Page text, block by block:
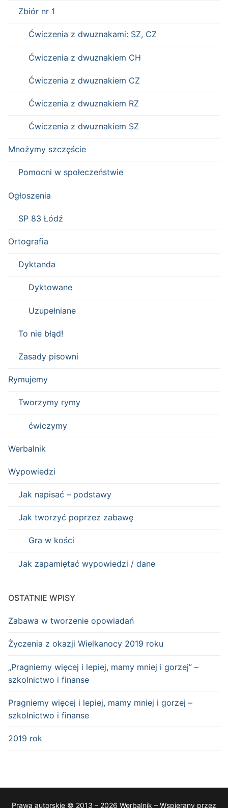
Zbiór nr 1
Ćwiczenia z dwuznakami: SZ, CZ
Ćwiczenia z dwuznakiem CH
Ćwiczenia z dwuznakiem CZ
Ćwiczenia z dwuznakiem RZ
Ćwiczenia z dwuznakiem SZ
Mnożymy szczęście
Pomocni w społeczeństwie
Ogłoszenia
SP 83 Łódź
Ortografia
Dyktanda
Dyktowane
Uzupełniane
To nie błąd!
Zasady pisowni
Rymujemy
Tworzymy rymy
ćwiczymy
Werbalnik
Wypowiedzi
Jak napisać – podstawy
Jak tworzyć poprzez zabawę
Gra w kości
Jak zapamiętać wypowiedzi / dane
OSTATNIE WPISY
Zabawa w tworzenie opowiadań
Życzenia z okazji Wielkanocy 2019 roku
„Pragniemy więcej i lepiej, mamy mniej i gorzej” –
szkolnictwo i finanse
Pragniemy więcej i lepiej, mamy mniej i gorzej –
szkolnictwo i finanse
2019 rok
Prawa autorskie © 2013 – 2026 Werbalnik – Wspierany przez